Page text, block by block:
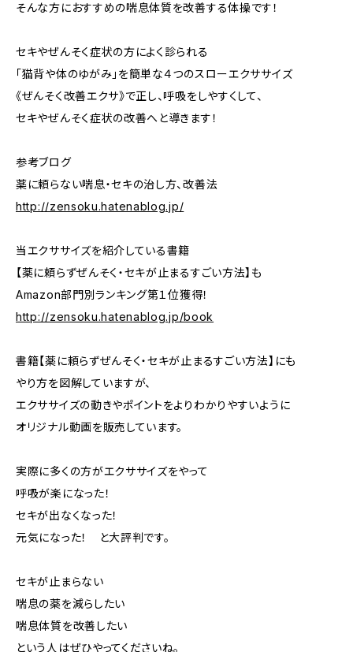
そんな方におすすめの喘息体質を改善する体操です！
セキやぜんそく症状の方によく診られる
「猫背や体のゆがみ」を簡単な４つのスローエクササイズ
《ぜんそく改善エクサ》で正し、呼吸をしやすくして、
セキやぜんそく症状の改善へと導きます！
参考ブログ
薬に頼らない喘息・セキの治し方、改善法
http://zensoku.hatenablog.jp/
当エクササイズを紹介している書籍
【薬に頼らずぜんそく・セキが止まるすごい方法】も
Amazon部門別ランキング第１位獲得！
http://zensoku.hatenablog.jp/book
書籍【薬に頼らずぜんそく・セキが止まるすごい方法】にも
やり方を図解していますが、
エクササイズの動きやポイントをよりわかりやすいように
オリジナル動画を販売しています。
実際に多くの方がエクササイズをやって
呼吸が楽になった！
セキが出なくなった！
元気になった！ と大評判です。
セキが止まらない
喘息の薬を減らしたい
喘息体質を改善したい
という人はぜひやってくださいね。